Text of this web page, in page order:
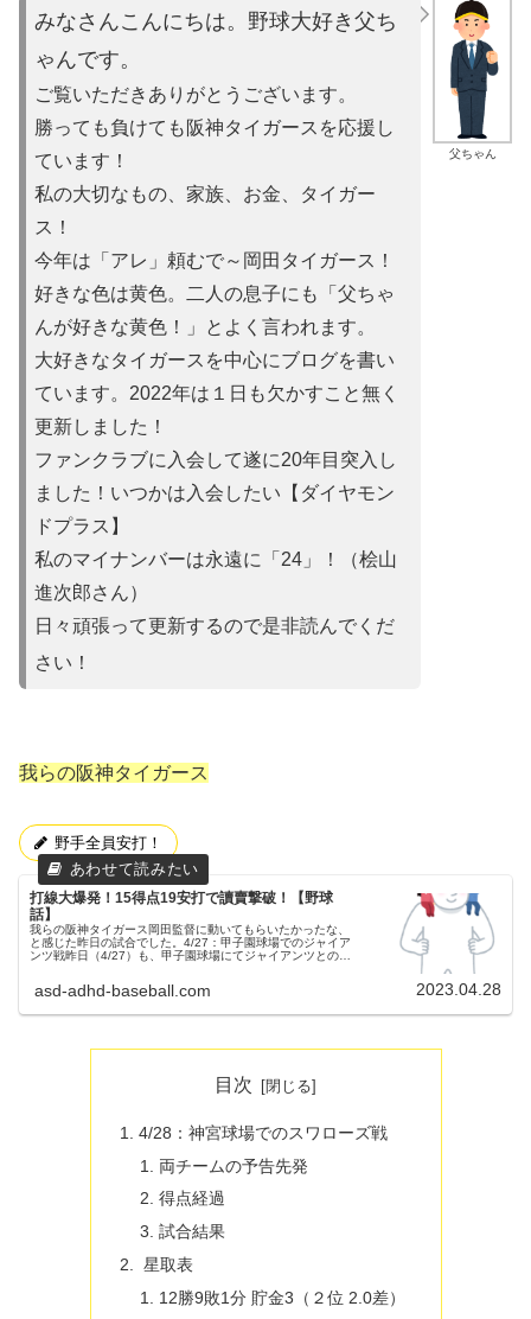
父ちゃん
みなさんこんにちは。野球大好き父ち
ゃんです。
ご覧いただきありがとうございます。
勝っても負けても阪神タイガースを応援し
ています！
私の大切なもの、家族、お金、タイガー
ス！
今年は「アレ」頼むで～岡田タイガース！
好きな色は黄色。二人の息子にも「父ちゃ
んが好きな黄色！」とよ く言われます。
大好きなタイガースを中心にブログを書い
ています。2022年は １日も欠かすこと無く
更新しました！
ファンクラブに入会して遂に20年目突入し
ました！いつかは入会 したい【ダイヤモン
ドプラス】
私のマイナンバーは永遠に「24」！（桧山
進次郎さん）
日々頑張って更新するので是非読んでくだ
さい！
我らの阪神タイガース
野手全員安打！
打線大爆発！15得点19安打で讀賣撃破！【野球
話】
我らの阪神タイガース岡田監督に動いてもらいたかったな、
と感じた昨日の試合でした。4/27：甲子園球場でのジャイア
ンツ戦昨日（4/27）も、甲子園球場にてジャイアンツとの試
asd-adhd-baseball.com 2023.04.28
目次
4/28：神宮球場でのスワローズ戦
両チームの予告先発
得点経過
試合結果
星取表
12勝9敗1分 貯金3（２位 2.0差）